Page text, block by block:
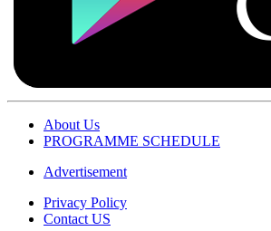
About Us
PROGRAMME SCHEDULE
Advertisement
Privacy Policy
Contact US